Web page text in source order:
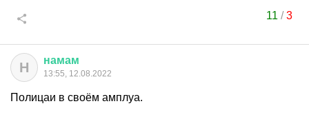
11 /3
Н намам
13:55, 12.08.2022
Полицаи в своём амплуа.